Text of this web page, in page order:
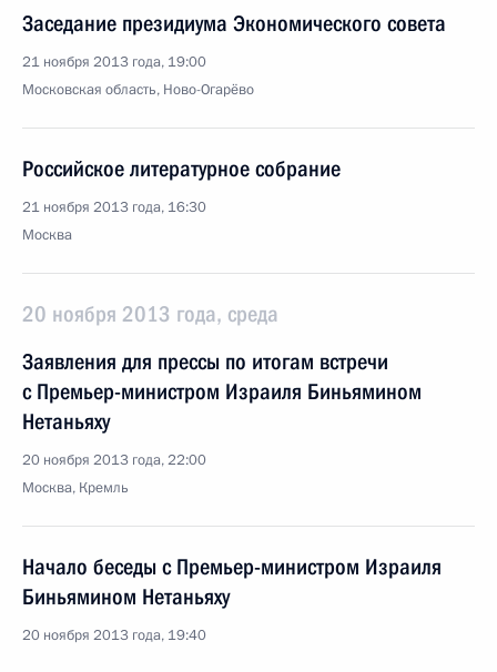
Заседание президиума Экономического совета
21 ноября 2013 года, 19:00
Московская область, Ново-Огарёво
Российское литературное собрание
21 ноября 2013 года, 16:30
Москва
20 ноября 2013 года, среда
Заявления для прессы по итогам встречи
с Премьер-министром Израиля Биньямином
Нетаньяху
20 ноября 2013 года, 22:00
Москва, Кремль
Начало беседы с Премьер-министром Израиля
Биньямином Нетаньяху
20 ноября 2013 года, 19:40